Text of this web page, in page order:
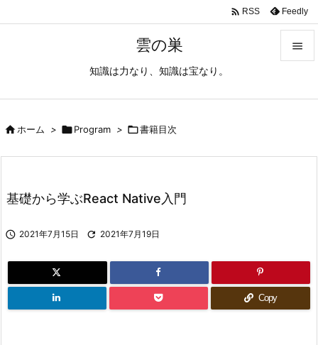
雲の巣
知識は力なり、知識は宝なり。

 RSS Feedly
ホーム > Program > 書籍目次
基礎から学ぶReact Native入門
 2021年7月15日  2021年7月19日
Copy